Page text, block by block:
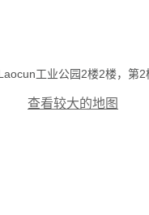
工业公园2楼2楼，第2
查看较大的地图